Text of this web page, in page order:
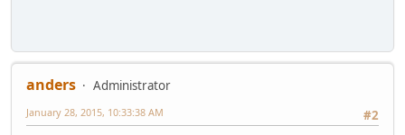
anders
Administrator
#2
January 28, 2015, 10:33:38 AM